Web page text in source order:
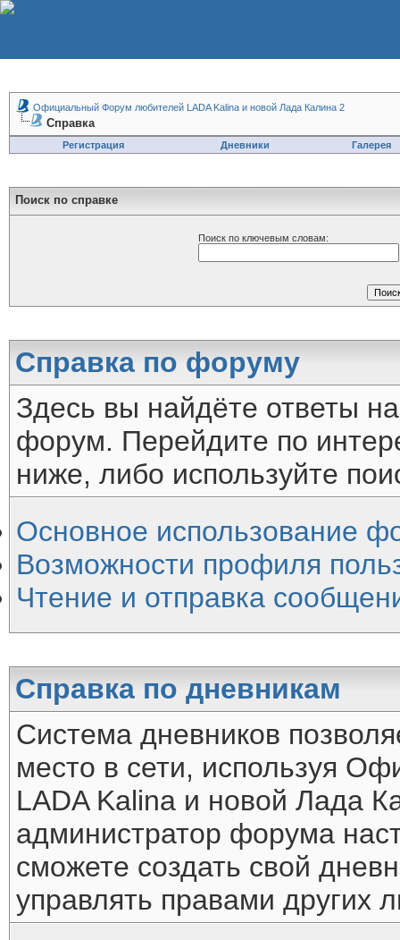
Официальный Форум любителей LADA Kalina и новой Лада Калина 2
Справка
Регистрация Дневники Галерея
Поиск по справке
Поиск по ключевым словам:
Справка по форуму
Здесь вы найдёте ответы
форум. Перейдите по
ниже, либо используйте
Основное использование
Возможности профиля
Чтение и отправка
Справка по дневникам
Система дневников
место в сети, используя
LADA Kalina и новой Лада
администратор форума
сможете создать свой
управлять правами других